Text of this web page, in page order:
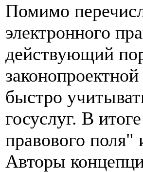
Помимо
электронного
действующий
быстро
госуслуг. В
правового
Авторы